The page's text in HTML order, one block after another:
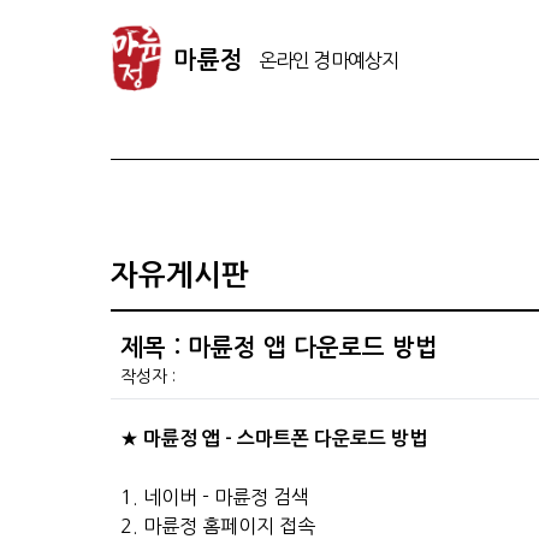
마륜정
자유게시판
제목 : 마륜정 앱 다운로드 방법
작성자 :
★ 마륜정 앱 - 스마트폰 다운로드 방법
1. 네이버 - 마륜정 검색
2. 마륜정 홈페이지 접속